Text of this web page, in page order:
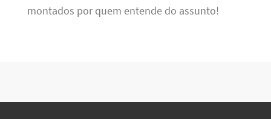
montados por quem entende do assunto!